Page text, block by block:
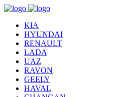
KIA
HYUNDAI
RENAULT
LADA
UAZ
RAVON
GEELY
HAVAL